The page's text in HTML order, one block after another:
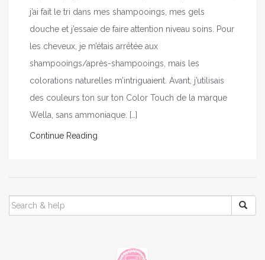
j’ai fait le tri dans mes shampooings, mes gels
douche et j’essaie de faire attention niveau soins. Pour
les cheveux, je m’étais arrêtée aux
shampooings/après-shampooings, mais les
colorations naturelles m’intriguaient. Avant, j’utilisais
des couleurs ton sur ton Color Touch de la marque
Wella, sans ammoniaque. […]
Continue Reading
SEARCH
FOR: